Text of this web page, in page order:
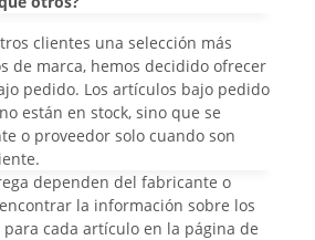
clientes una selección más
de marca, hemos decidido ofrecer
pedido. Los artículos bajo pedido
están en stock, sino que se
o proveedor solo cuando son
dependen del fabricante o
la información sobre los
cada artículo en la página de